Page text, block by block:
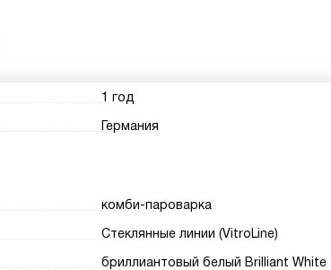
1 год
Германия
комби-пароварка
Стеклянные линии (VitroLine)
бриллиантовый белый Brilliant White